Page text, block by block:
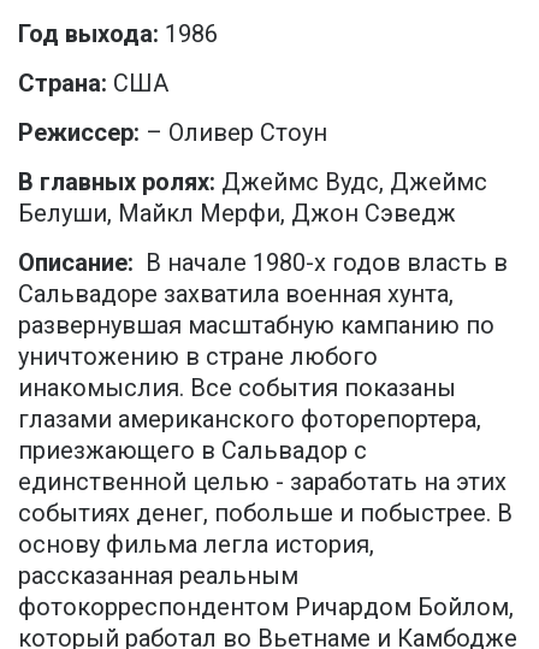
Год выхода: 1986
Страна: США
Режиссер: – Оливер Стоун
В главных ролях: Джеймс Вудс, Джеймс
Белуши, Майкл Мерфи, Джон Сэведж
Описание: В начале 1980-х годов власть в
Сальвадоре захватила военная хунта,
развернувшая масштабную кампанию по
уничтожению в стране любого
инакомыслия. Все события показаны
глазами американского фоторепортера,
приезжающего в Сальвадор с
единственной целью - заработать на этих
событиях денег, побольше и побыстрее. В
основу фильма легла история,
рассказанная реальным
фотокорреспондентом Ричардом Бойлом,
который работал во Вьетнаме и Камбодже